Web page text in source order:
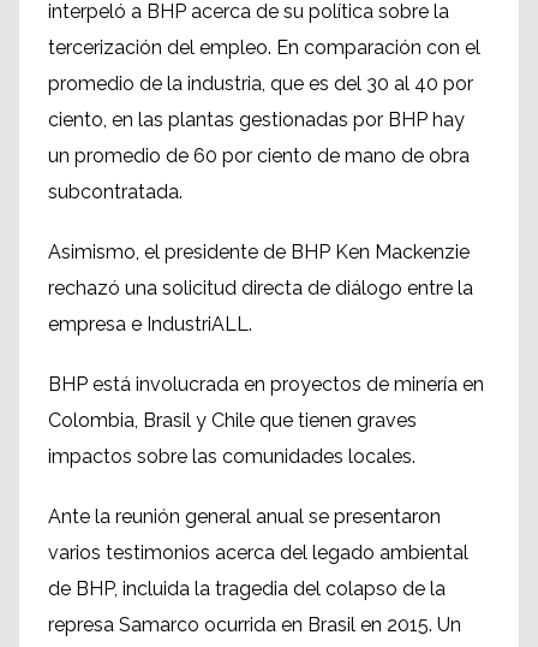
interpeló a BHP acerca de su política sobre la
tercerización del empleo. En comparación con el
promedio de la industria, que es del 30 al 40 por
ciento, en las plantas gestionadas por BHP hay
un promedio de 60 por ciento de mano de obra
subcontratada.
Asimismo, el presidente de BHP Ken Mackenzie
rechazó una solicitud directa de diálogo entre la
empresa e IndustriALL.
BHP está involucrada en proyectos de minería en
Colombia, Brasil y Chile que tienen graves
impactos sobre las comunidades locales.
Ante la reunión general anual se presentaron
varios testimonios acerca del legado ambiental
de BHP, incluida la tragedia del colapso de la
represa Samarco ocurrida en Brasil en 2015. Un